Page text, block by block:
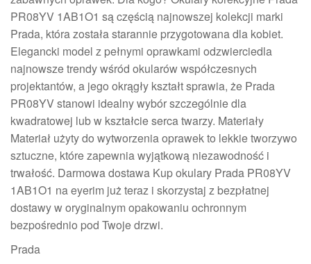
PR08YV 1AB1O1 są częścią najnowszej kolekcji marki
Prada, która została starannie przygotowana dla kobiet.
Elegancki model z pełnymi oprawkami odzwierciedla
najnowsze trendy wśród okularów współczesnych
projektantów, a jego okrągły kształt sprawia, że Prada
PR08YV stanowi idealny wybór szczególnie dla
kwadratowej lub w kształcie serca twarzy. Materiały
Materiał użyty do wytworzenia oprawek to lekkie tworzywo
sztuczne, które zapewnia wyjątkową niezawodność i
trwałość. Darmowa dostawa Kup okulary Prada PR08YV
1AB1O1 na eyerim już teraz i skorzystaj z bezpłatnej
dostawy w oryginalnym opakowaniu ochronnym
bezpośrednio pod Twoje drzwi.
Prada